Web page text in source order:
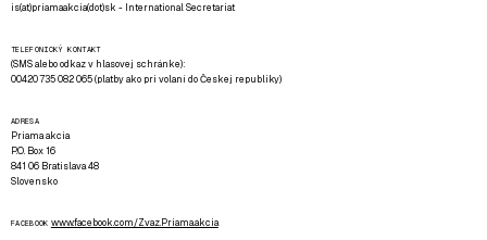
is(at)priamaakcia(dot)sk - International Secretariat
TELEFONICKÝ KONTAKT
(SMS alebo odkaz v hlasovej schránke):
00420 735 082 065 (platby ako pri volaní do Českej republiky)
ADRESA
Priama akcia
P.O. Box 16
841 06 Bratislava 48
Slovensko
FACEBOOK www.facebook.com/Zvaz.Priama.akcia